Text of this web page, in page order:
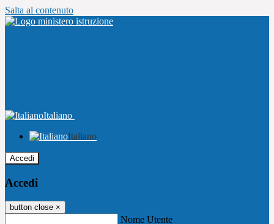
Salta al contenuto
Italiano
Italiano
Accedi
Accedi
button close ×
Nome Utente